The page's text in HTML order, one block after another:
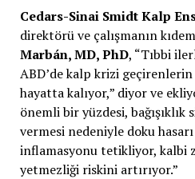
Cedars-Sinai Smidt Kalp
direktörü ve çalışmanın
Marbán, MD, PhD, “Tıbbi
ABD’de kalp krizi geçirenlerin
hayatta kalıyor,” diyor ve
önemli bir yüzdesi,
vermesi nedeniyle doku hasarı
inflamasyonu tetikliyor, kalbi
yetmezliği riskini artırıyor.”